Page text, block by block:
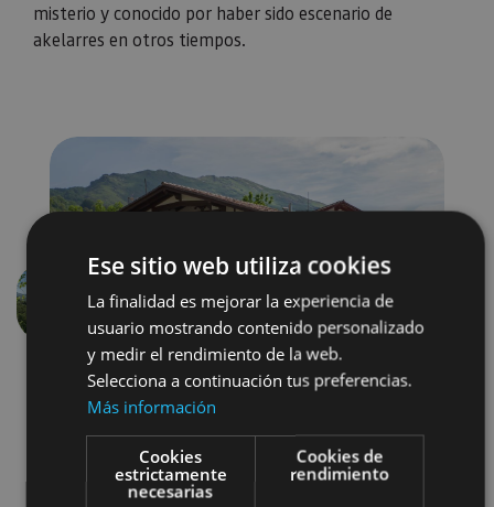
misterio y conocido por haber sido escenario de
akelarres en otros tiempos.
Anterior
Ese sitio web utiliza cookies
La finalidad es mejorar la experiencia de
usuario mostrando contenido personalizado
y medir el rendimiento de la web.
Selecciona a continuación tus preferencias.
Más información
Cookies
estrictamente
necesarias
Cookies de
rendimiento